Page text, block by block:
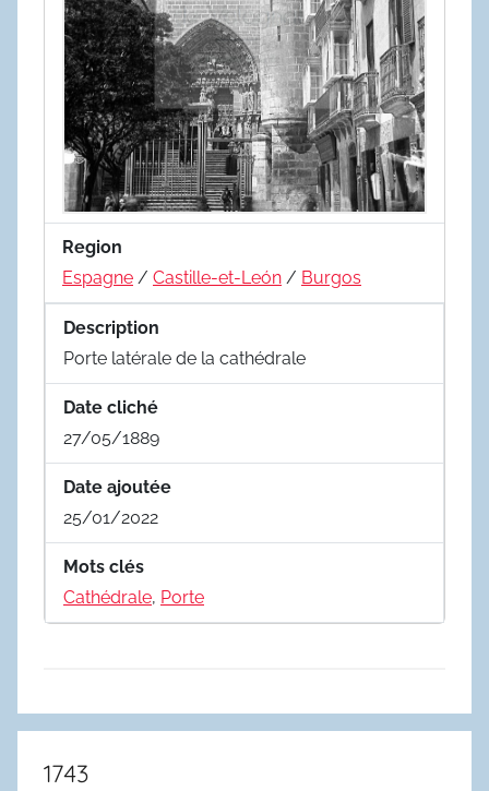
Region
Espagne / Castille-et-León / Burgos
Description
Porte latérale de la cathédrale
Date cliché
27/05/1889
Date ajoutée
25/01/2022
Mots clés
Cathédrale, Porte
1743